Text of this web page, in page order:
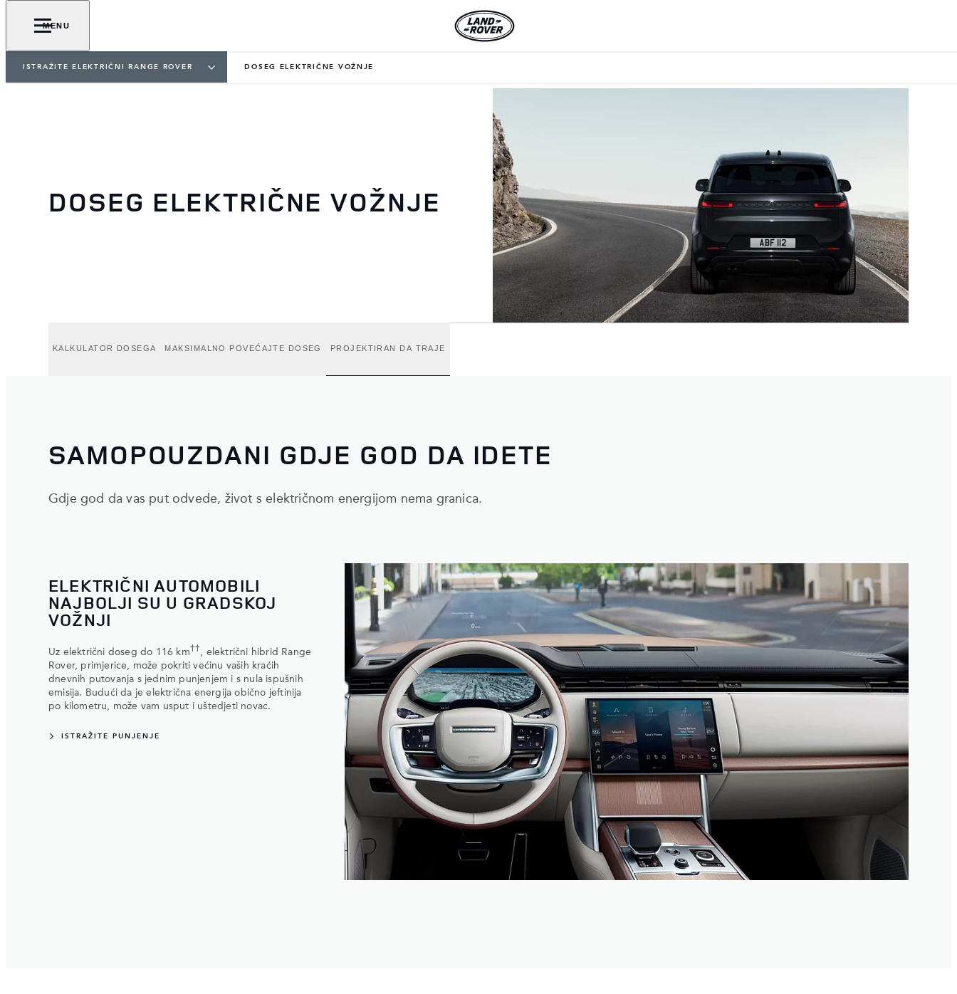
MENU
ISTRAŽITE ELEKTRIČNI RANGE ROVER DOSEG ELEKTRIČNE VOŽNJE
DOSEG ELEKTRIČNE VOŽNJE
KALKULATOR DOSEGA MAKSIMALNO POVEĆAJTE DOSEG PROJEKTIRAN DA TRAJE
SAMOPOUZDANI GDJE GOD DA IDETE
Gdje god da vas put odvede, život s električnom energijom nema granica.
ELEKTRIČNI AUTOMOBILI
NAJBOLJI SU U GRADSKOJ
VOŽNJI
Uz električni doseg do 116 km††, električni hibrid Range
Rover, primjerice, može pokriti većinu vaših kraćih
dnevnih putovanja s jednim punjenjem i s nula ispušnih
emisija. Budući da je električna energija obično jeftinija
po kilometru, može vam usput i uštedjeti novac.
ISTRAŽITE PUNJENJE